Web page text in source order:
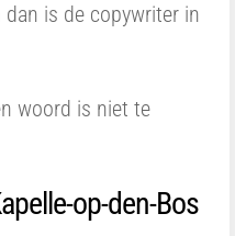
is de copywriter in
woord is niet te
op-den-Bos